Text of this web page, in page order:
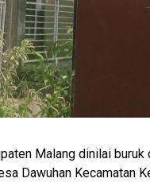
Malang dinilai
Dawuhan Kecamatan